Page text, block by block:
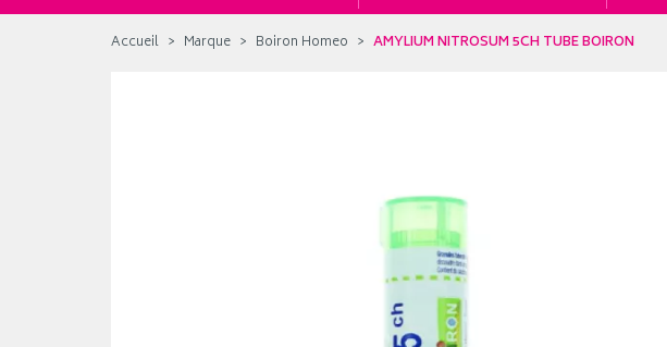
Accueil Marque Boiron Homeo AMYLIUM NITROSUM 5CH TUBE BOIRON